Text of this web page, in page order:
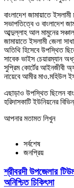
বাংলাদেশ জামায়াতে
সভাপতিত্বে ও বাংলাদেশ
আব্দুল্লাহ আল মামুনের
জামায়াতে ইসলামী জেলা
অতিথি হিসেবে উপস্থিত
সাবেক ভাইস চেয়ারম্যান
সুপ্রিম কোর্টের আইনজীবী
নায়েবে আমীর মাও.মহিউল
এছাড়াও উপস্থিত ছিলেন
হরিদাসকাটি ইউনিয়নের
আপনার মতামত লিখুন
সর্বশেষ
জনপ্রিয়
শ্রীবরদী উপজেলার
অনিশ্চিত চিকিৎসা